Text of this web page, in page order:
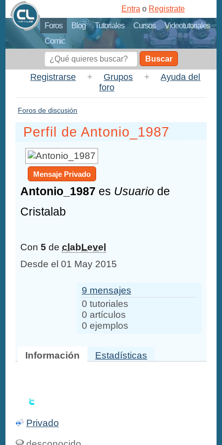
Foros Blog Tutoriales Cursos
Videotutoriales
Comic
Entra o Registrate
Buscar
Registrarse + Grupos +
Ayuda del
foro
Foros de discusión
Perfil de Antonio_1987
Mensaje Privado
Antonio_1987 es Usuario de
Cristalab
Con5 declabLevel
Desde el 01 May 2015
9 mensajes
0 tutoriales
0 artículos
0 ejemplos
Información Estadísticas
Privado